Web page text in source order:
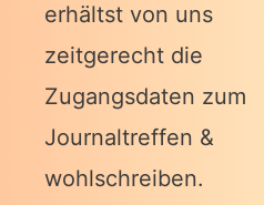
erhältst von uns
zeitgerecht die
Zugangsdaten zum
Journaltreffen &
wohlschreiben.